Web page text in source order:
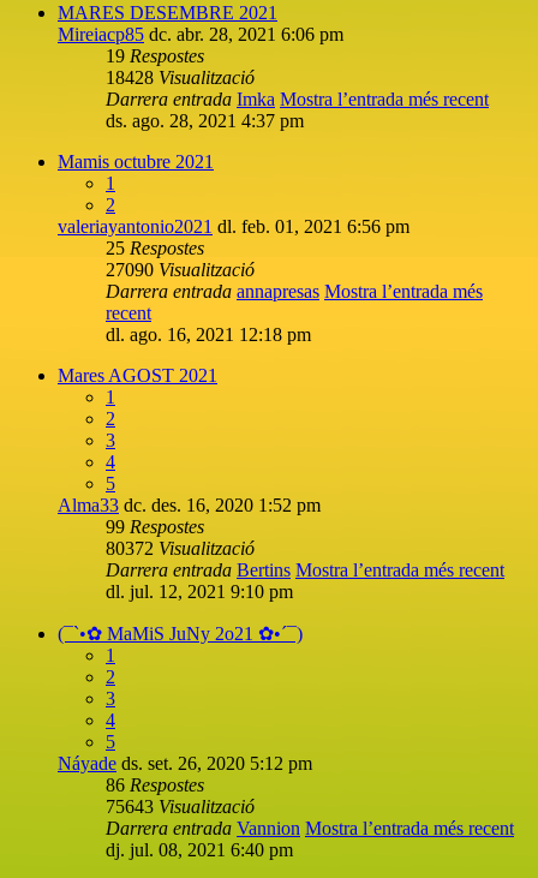
MARES DESEMBRE 2021
Mireiacp85 dc. abr. 28, 2021 6:06 pm
19 Respostes
18428 Visualització
Darrera entrada Imka Mostra l’entrada més recent
ds. ago. 28, 2021 4:37 pm
Mamis octubre 2021
1
2
valeriayantonio2021 dl. feb. 01, 2021 6:56 pm
25 Respostes
27090 Visualització
Darrera entrada annapresas Mostra l’entrada més
recent
dl. ago. 16, 2021 12:18 pm
Mares AGOST 2021
1
2
3
4
5
Alma33 dc. des. 16, 2020 1:52 pm
99 Respostes
80372 Visualització
Darrera entrada Bertins Mostra l’entrada més recent
dl. jul. 12, 2021 9:10 pm
(¯`•✿ MaMiS JuNy 2o21 ✿•´¯)
1
2
3
4
5
Náyade ds. set. 26, 2020 5:12 pm
86 Respostes
75643 Visualització
Darrera entrada Vannion Mostra l’entrada més recent
dj. jul. 08, 2021 6:40 pm